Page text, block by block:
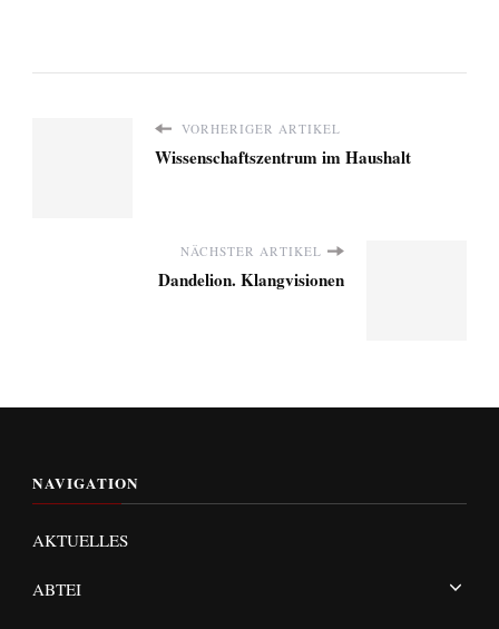
VORHERIGER ARTIKEL
Wissenschaftszentrum im Haushalt
NÄCHSTER ARTIKEL
Dandelion. Klangvisionen
NAVIGATION
AKTUELLES
ABTEI